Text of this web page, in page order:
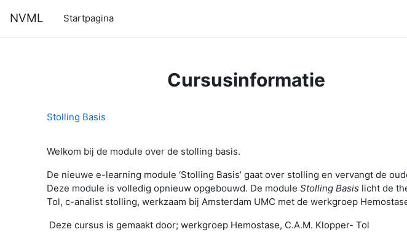
NVML Startpagina
Cursusinformatie
Stolling Basis
Welkom bij de module over de stolling basis.
De nieuwe e-learning module ‘Stolling Basis’ gaat over stolling en vervangt de
Deze module is volledig opnieuw opgebouwd. De module Stolling Basis licht de
Tol, c-analist stolling, werkzaam bij Amsterdam UMC met de werkgroep
Deze cursus is gemaakt door; werkgroep Hemostase, C.A.M. Klopper- Tol